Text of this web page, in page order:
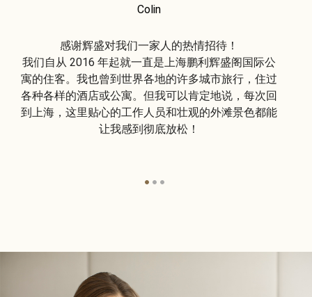
Colin
感谢辉盛对我们一家人的热情招待！
我们自从 2016 年起就一直是上海鹏利辉盛阁国际公
寓的住客。我也曾到世界各地的许多城市旅行，住过
各种各样的酒店或公寓。但我可以肯定地说，每次回
到上海，这里贴心的工作人员和壮观的外滩景色都能
让我感到彻底放松！